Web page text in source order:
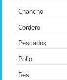
Chancho
Cordero
Pescados
Pollo
Res